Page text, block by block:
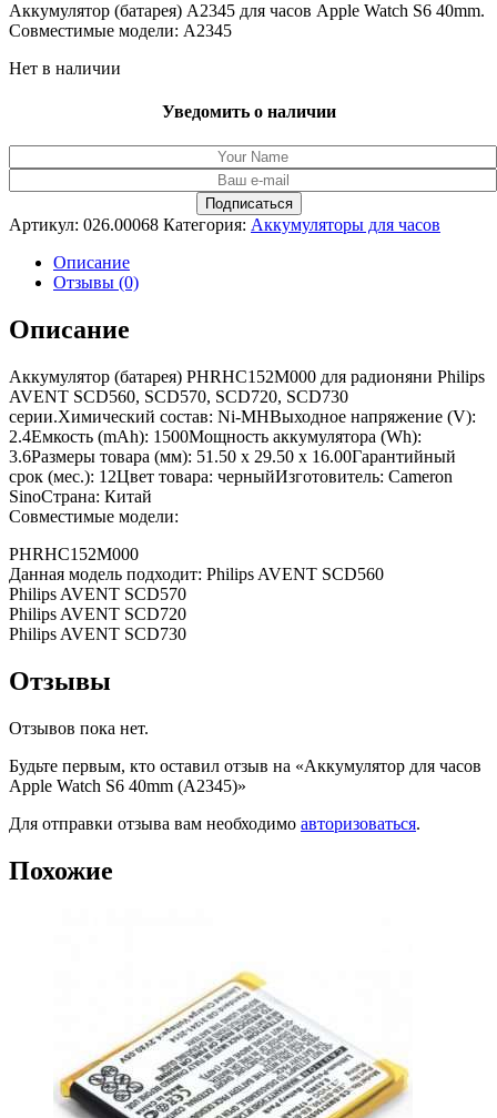
составляла
4,308.00₽.
3,949.00₽.
Аккумулятор (батарея) A2345 для часов Apple Watch S6 40mm.
Совместимые модели: A2345
Нет в наличии
Уведомить о наличии
Артикул: 026.00068 Категория: Аккумуляторы для часов
Описание
Отзывы (0)
Описание
Аккумулятор (батарея) PHRHC152M000 для радионяни Philips
AVENT SCD560, SCD570, SCD720, SCD730
серии.Химический состав: Ni-MHВыходное напряжение (V):
2.4Емкость (mAh): 1500Мощность аккумулятора (Wh):
3.6Размеры товара (мм): 51.50 x 29.50 x 16.00Гарантийный
срок (мес.): 12Цвет товара: черныйИзготовитель: Cameron
SinoСтрана: Китай
Совместимые модели:
PHRHC152M000
Данная модель подходит: Philips AVENT SCD560
Philips AVENT SCD570
Philips AVENT SCD720
Philips AVENT SCD730
Отзывы
Отзывов пока нет.
Будьте первым, кто оставил отзыв на «Аккумулятор для часов
Apple Watch S6 40mm (A2345)»
Для отправки отзыва вам необходимо авторизоваться.
Похожие